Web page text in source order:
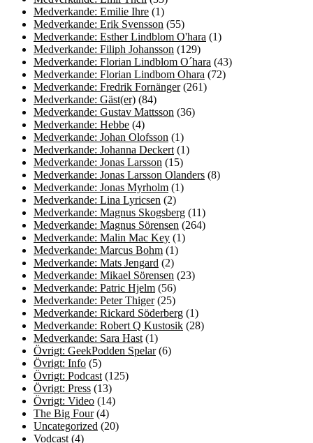
Medverkande: Emilie Ihre (1)
Medverkande: Erik Svensson (55)
Medverkande: Esther Lindblom O'hara (1)
Medverkande: Filiph Johansson (129)
Medverkande: Florian Lindblom O´hara (43)
Medverkande: Florian Lindbom Ohara (72)
Medverkande: Fredrik Fornänger(261)
Medverkande: Gäst(er) (84)
Medverkande: Gustav Mattsson (36)
Medverkande: Hebbe (4)
Medverkande: Johan Olofsson (1)
Medverkande: Johanna Deckert (1)
Medverkande: Jonas Larsson (15)
Medverkande: Jonas Larsson Olanders (8)
Medverkande: Jonas Myrholm (1)
Medverkande: Lina Lyricsen (2)
Medverkande: Magnus Skogsberg (11)
Medverkande: Magnus Sörensen (264)
Medverkande: Malin Mac Key (1)
Medverkande: Marcus Bohm (1)
Medverkande: Mats Jengard (2)
Medverkande: Mikael Sörensen (23)
Medverkande: Patric Hjelm (56)
Medverkande: Peter Thiger(25)
Medverkande: Rickard Söderberg (1)
Medverkande: Robert Q Kustosik (28)
Medverkande: Sara Hast (1)
Övrigt: GeekPodden Spelar(6)
Övrigt: Info (5)
Övrigt: Podcast (125)
Övrigt: Press (13)
Övrigt: Video (14)
The Big Four(4)
Uncategorized (20)
Vodcast (4)